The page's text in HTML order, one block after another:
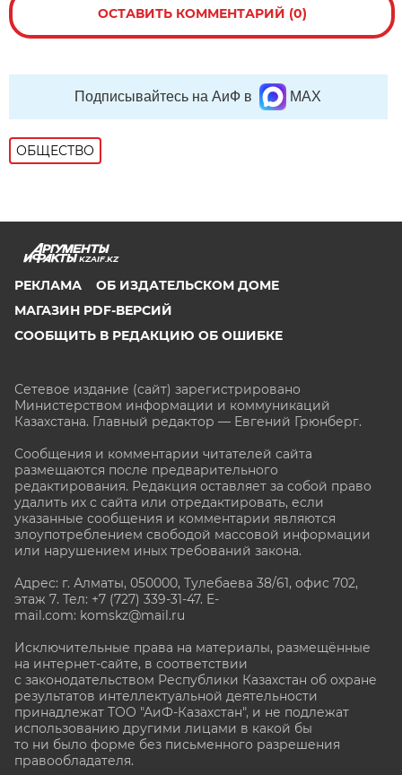
ОСТАВИТЬ КОММЕНТАРИЙ (0)
Подписывайтесь на АиФ в MAX
ОБЩЕСТВО
KZAIF.KZ
РЕКЛАМА
ОБ ИЗДАТЕЛЬСКОМ ДОМЕ
МАГАЗИН PDF-ВЕРСИЙ
СООБЩИТЬ В РЕДАКЦИЮ ОБ ОШИБКЕ
Сетевое издание (сайт) зарегистрировано
Министерством информации и коммуникаций
Казахстана. Главный редактор — Евгений Грюнберг.
Сообщения и комментарии читателей сайта
размещаются после предварительного
редактирования. Редакция оставляет за собой право
удалить их с сайта или отредактировать, если
указанные сообщения и комментарии являются
злоупотреблением свободой массовой информации
или нарушением иных требований закона.
Адрес: г. Алматы, 050000, Тулебаева 38/61, офис 702,
этаж 7. Тел: +7 (727) 339-31-47. E-
mail.com: komskz@mail.ru
Исключительные права на материалы, размещённые
на интернет-сайте, в соответствии
с законодательством Республики Казахстан об охране
результатов интеллектуальной деятельности
принадлежат ТОО "АиФ-Казахстан", и не подлежат
использованию другими лицами в какой бы
то ни было форме без письменного разрешения
правообладателя.